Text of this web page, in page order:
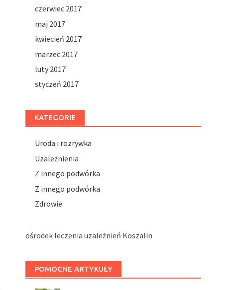
czerwiec 2017
maj 2017
kwiecień 2017
marzec 2017
luty 2017
styczeń 2017
KATEGORIE
Uroda i rozrywka
Uzależnienia
Z innego podwórka
Z innego podwórka
Zdrowie
ośrodek leczenia uzależnień Koszalin
POMOCNE ARTYKUŁY